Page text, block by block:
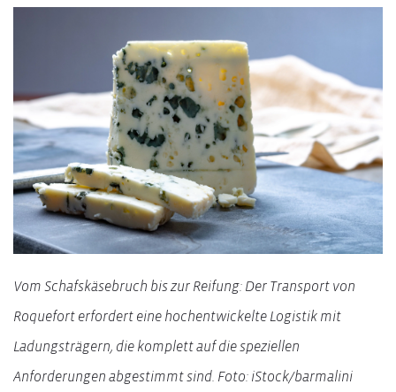
Vom Schafskäsebruch bis zur Reifung: Der Transport von
Roquefort erfordert eine hochentwickelte Logistik mit
Ladungsträgern, die komplett auf die speziellen
Anforderungen abgestimmt sind. Foto: iStock/barmalini